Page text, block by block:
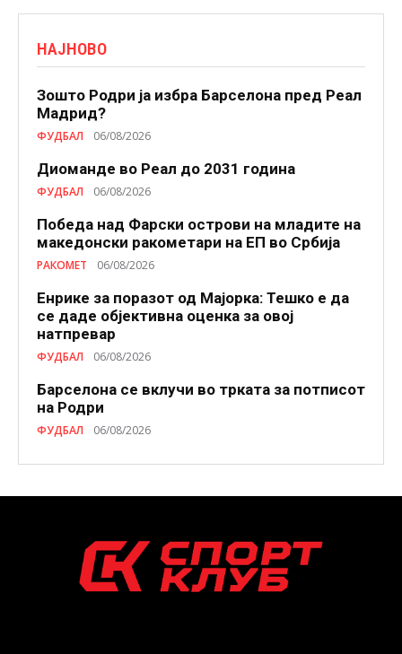
НАЈНОВО
Зошто Родри ја избра Барселона пред Реал
Мадрид?
ФУДБАЛ 06/08/2026
Диоманде во Реал до 2031 година
ФУДБАЛ 06/08/2026
Победа над Фарски острови на младите на
македонски ракометари на ЕП во Србија
РАКОМЕТ 06/08/2026
Енрике за поразот од Мајорка: Тешко е да
се даде објективна оценка за овој
натпревар
ФУДБАЛ 06/08/2026
Барселона се вклучи во трката за потписот
на Родри
ФУДБАЛ 06/08/2026